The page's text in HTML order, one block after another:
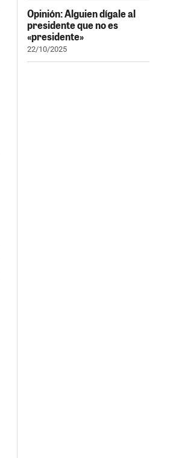
Opinión: Alguien dígale al
presidente que no es
«presidente»
22/10/2025